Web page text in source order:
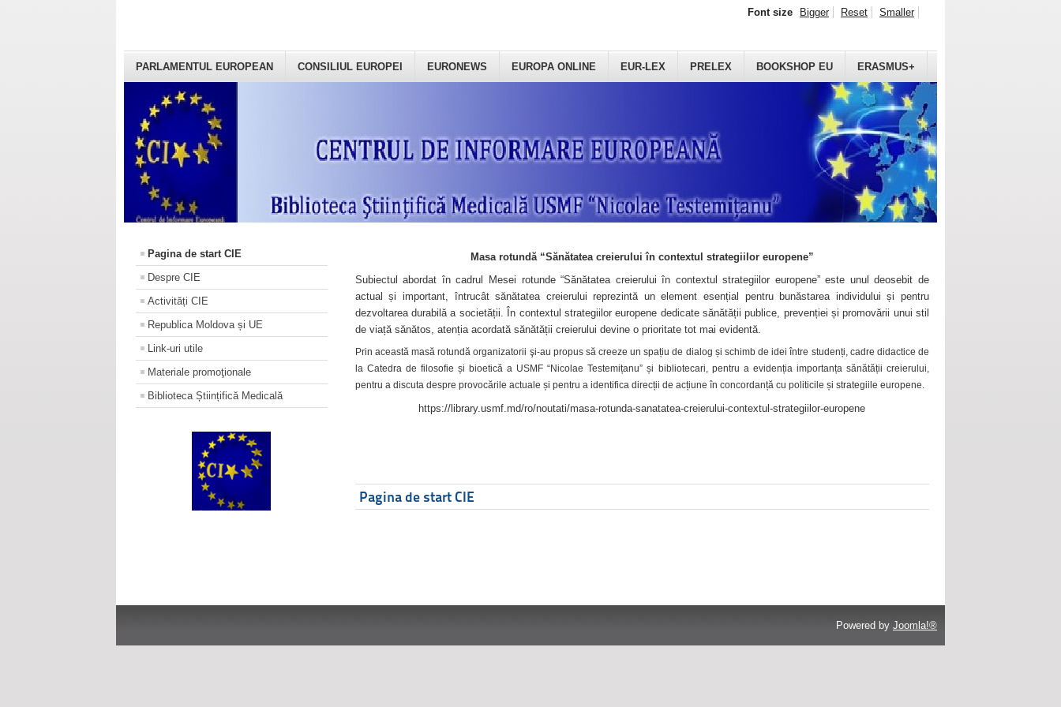
PARLAMENTUL EUROPEAN CONSILIUL EUROPEI EURONEWS EUROPA ONLINE EUR-LEX PRELEX BOOKSHOP EU ERASMUS+
Font size Bigger Reset Smaller
Pagina de start CIE
Despre CIE
Activități CIE
Republica Moldova și UE
Link-uri utile
Materiale promoţionale
Biblioteca Științifică Medicală
Masa rotundă “Sănătatea creierului în contextul strategiilor europene”
Subiectul abordat în cadrul Mesei rotunde “Sănătatea creierului în contextul strategiilor europene” este unul deosebit de
actual și important, întrucât sănătatea creierului reprezintă un element esențial pentru bunăstarea individului și pentru
dezvoltarea durabilă a societății. În contextul strategiilor europene dedicate sănătății publice, prevenției și promovării unui stil
de viață sănătos, atenția acordată sănătății creierului devine o prioritate tot mai evidentă.
Prin această masă rotundă organizatorii şi-au propus să creeze un spațiu de dialog și schimb de idei între studenți, cadre didactice de
la Catedra de filosofie și bioetică a USMF “Nicolae Testemițanu” și bibliotecari, pentru a evidenția importanța sănătății creierului,
pentru a discuta despre provocările actuale și pentru a identifica direcții de acțiune în concordanță cu politicile și strategiile europene.
https://library.usmf.md/ro/noutati/masa-rotunda-sanatatea-creierului-contextul-strategiilor-europene
Pagina de start CIE
Powered by Joomla!®